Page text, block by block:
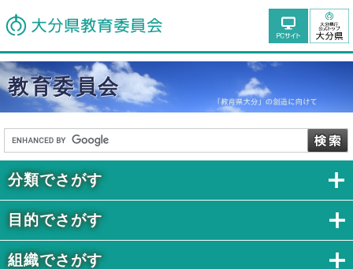
教育委員会
分類でさがす
目的でさがす
組織でさがす